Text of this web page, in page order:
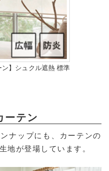
ン】シュクル遮熱 標準
ーテン
ナップにも、カーテンの
地が登場しています。